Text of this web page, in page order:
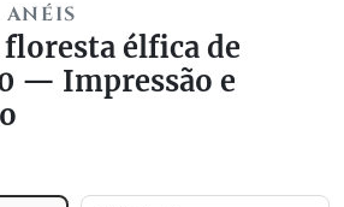
floresta élfica de
— Impressão e